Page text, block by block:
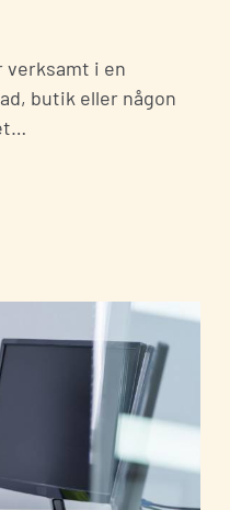
verksamt i en
butik eller någon